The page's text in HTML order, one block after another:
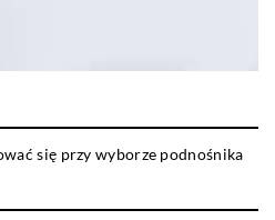
się przy wyborze podnośnika